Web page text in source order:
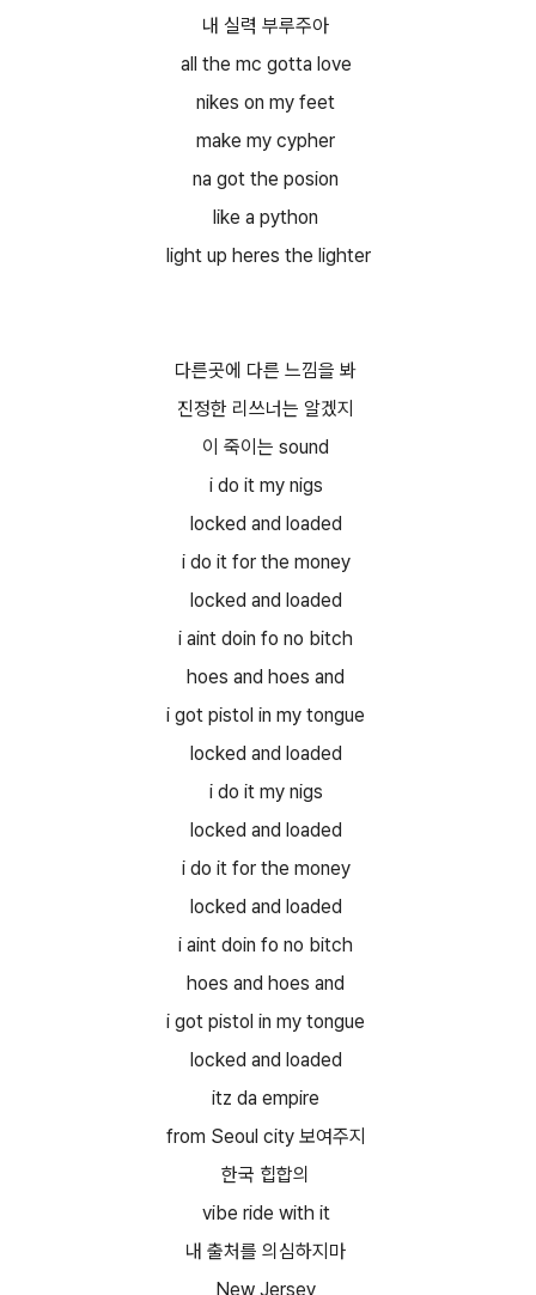
내 실력 부루주아
all the mc gotta love
nikes on my feet
make my cypher
na got the posion
like a python
light up heres the lighter
다른곳에 다른 느낌을 봐
진정한 리쓰너는 알겠지
이 죽이는 sound
i do it my nigs
locked and loaded
i do it for the money
locked and loaded
i aint doin fo no bitch
hoes and hoes and
i got pistol in my tongue
locked and loaded
i do it my nigs
locked and loaded
i do it for the money
locked and loaded
i aint doin fo no bitch
hoes and hoes and
i got pistol in my tongue
locked and loaded
itz da empire
from Seoul city 보여주지
한국 힙합의
vibe ride with it
내 출처를 의심하지마
New Jersey